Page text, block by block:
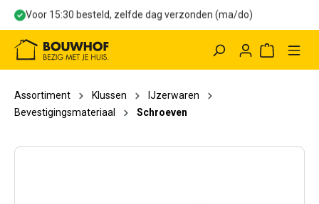
Voor 15:30 besteld, zelfde dag verzonden (ma/do)
Assortiment Klussen
IJzerwaren
Bevestigingsmateriaal
Schroeven